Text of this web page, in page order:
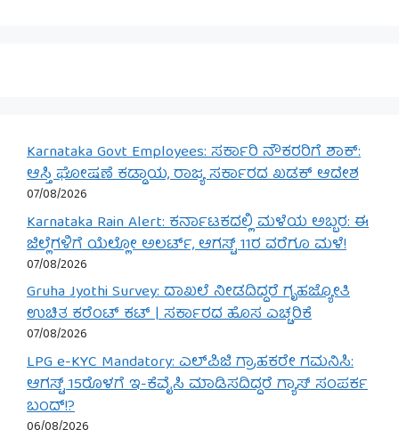
Karnataka Govt Employees: ಸರ್ಕಾರಿ ನೌಕರರಿಗೆ ಶಾಕ್:
ಆಸ್ತಿ ಘೋಷಣೆ ಕಡ್ಡಾಯ, ರಾಜ್ಯ ಸರ್ಕಾರದ ಖಡಕ್ ಆದೇಶ
07/08/2026
Karnataka Rain Alert: ಕರ್ನಾಟಕದಲ್ಲಿ ಮಳೆಯ ಅಬ್ಬರ: ಈ
ಜಿಲ್ಲೆಗಳಿಗೆ ಯೆಲ್ಲೋ ಅಲರ್ಟ್, ಆಗಸ್ಟ್ 11ರ ವರೆಗೂ ಮಳೆ!
07/08/2026
Gruha Jyothi Survey: ದಾಖಲೆ ನೀಡದಿದ್ದರೆ ಗೃಹಜ್ಯೋತಿ
ಉಚಿತ ಕರೆಂಟ್ ಕಟ್ | ಸರ್ಕಾರದ ಹೊಸ ಎಚ್ಚರಿಕೆ
07/08/2026
LPG e-KYC Mandatory: ಎಲ್‌ಪಿಜಿ ಗ್ರಾಹಕರೇ ಗಮನಿಸಿ:
ಆಗಸ್ಟ್ 15ರೊಳಗೆ ಇ-ಕೆವೈಸಿ ಮಾಡಿಸದಿದ್ದರೆ ಗ್ಯಾಸ್ ಸಂಪರ್ಕ
ಬಂದ್!?